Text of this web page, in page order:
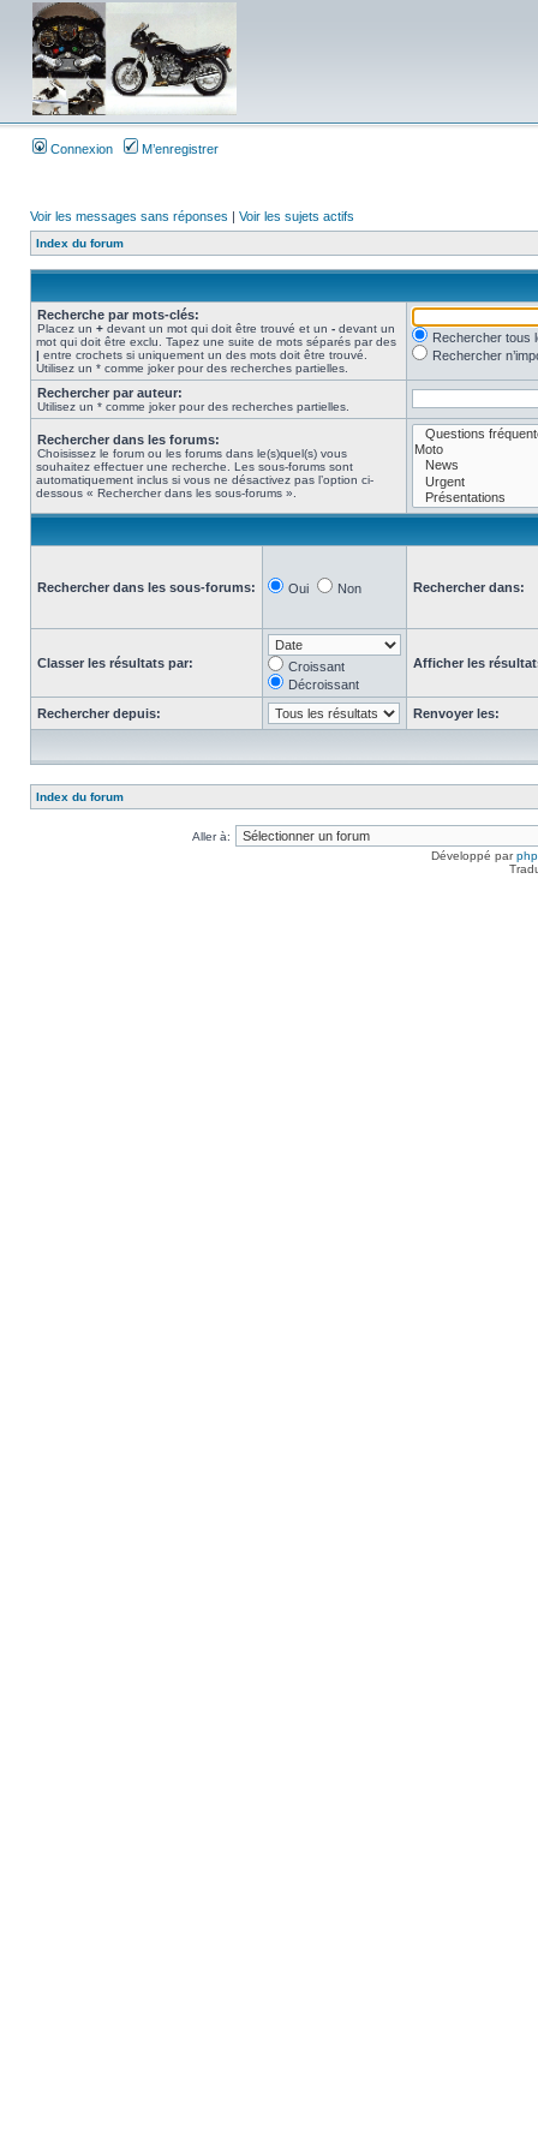
Connexion M’enregistrer
Voir les messages sans réponses | Voir les sujets actifs
Index du forum
Recherche par mots-clés:
Placez un + devant un mot qui doit être trouvé et un - devant un
mot qui doit être exclu. Tapez une suite de mots séparés par des
| entre crochets si uniquement un des mots doit être trouvé.
Utilisez un * comme joker pour des recherches partielles.
Rechercher tous
Rechercher
Rechercher par auteur:
Utilisez un * comme joker pour des recherches partielles.
Rechercher dans les forums:
Choisissez le forum ou les forums dans le(s)quel(s) vous
souhaitez effectuer une recherche. Les sous-forums sont
automatiquement inclus si vous ne désactivez pas l’option ci-
dessous « Rechercher dans les sous-forums ».
Rechercher dans les sous-forums: Oui Non Rechercher dans:
Classer les résultats par:
Croissant
Décroissant
Afficher les
Rechercher depuis: Renvoyer les:
Index du forum
Aller à:
Développé par